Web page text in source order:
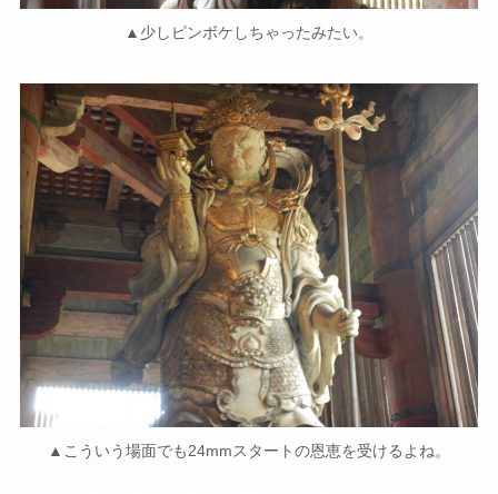
▲少しピンボケしちゃったみたい。
▲こういう場面でも24mmスタートの恩恵を受けるよね。